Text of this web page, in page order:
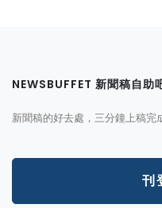
NEWSBUFFET 新聞稿自助
新聞稿的好去處，三分鐘上稿完
刊